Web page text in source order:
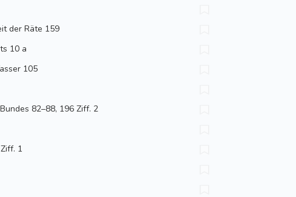
der Räte 159
10 a
105
82–88, 196 Ziff. 2
1